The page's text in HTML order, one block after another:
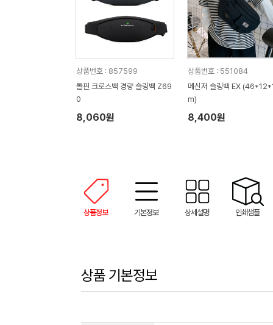
상품번호 : 857599
돌핀 크로스백 경량 슬링백 Z69
0
8,060원
상품번호 : 551084
메신저 슬링백 EX
m)
8,400원
상품정보 기본정보 상세설명 인쇄샘플
상품 기본정보